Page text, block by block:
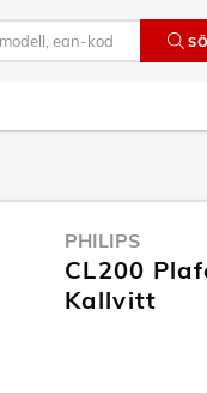
PHILIPS
CL200
Kallvitt